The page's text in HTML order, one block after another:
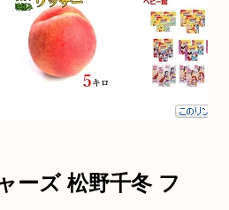
ーズ 松野千冬 フ